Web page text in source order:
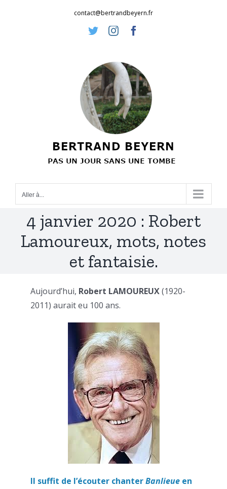
contact@bertrandbeyern.fr
TwitterInstagram
Aller à...
4 janvier 2020 : Robert
Lamoureux, mots, notes
et fantaisie.
Aujourd’hui, Robert LAMOUREUX(1920-
2011) aurait eu 100 ans.
Il suffit de l’écouter chanterBanlieue en